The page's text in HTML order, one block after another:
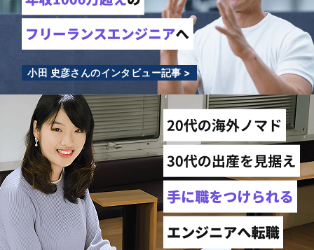
小田 史彦さんのインタビュー記事 >